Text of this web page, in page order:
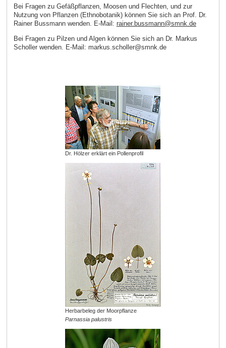
Bei Fragen zu Gefäßpflanzen, Moosen und Flechten, und zur
Nutzung von Pflanzen (Ethnobotanik) können Sie sich an Prof. Dr.
Rainer Bussmann wenden. E‑Mail: rainer.bussmann@smnk.de
Bei Fragen zu Pilzen und Algen können Sie sich an Dr. Markus
Scholler wenden. E‑Mail: markus.scholler@smnk.de
Dr. Hölzer erklärt ein Pollenprofil
Herbarbeleg der Moorpflanze
Parnassia palustris